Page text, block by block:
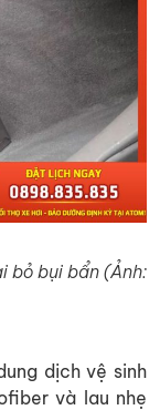
bỏ bụi bẩn (Ảnh:
dịch vệ sinh
và lau nhẹ